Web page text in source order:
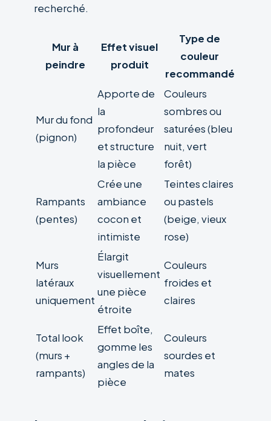
recherché.
Mur à
peindre
Effet visuel
produit
Type de
couleur
recommandé
Mur du fond
(pignon)
Apporte de
la
profondeur
et structure
la pièce
Couleurs
sombres ou
saturées (bleu
nuit, vert
forêt)
Rampants
(pentes)
Crée une
ambiance
cocon et
intimiste
Teintes claires
ou pastels
(beige, vieux
rose)
Murs
latéraux
uniquement
Élargit
visuellement
une pièce
étroite
Couleurs
froides et
claires
Total look
(murs +
rampants)
Effet boîte,
gomme les
angles de la
pièce
Couleurs
sourdes et
mates